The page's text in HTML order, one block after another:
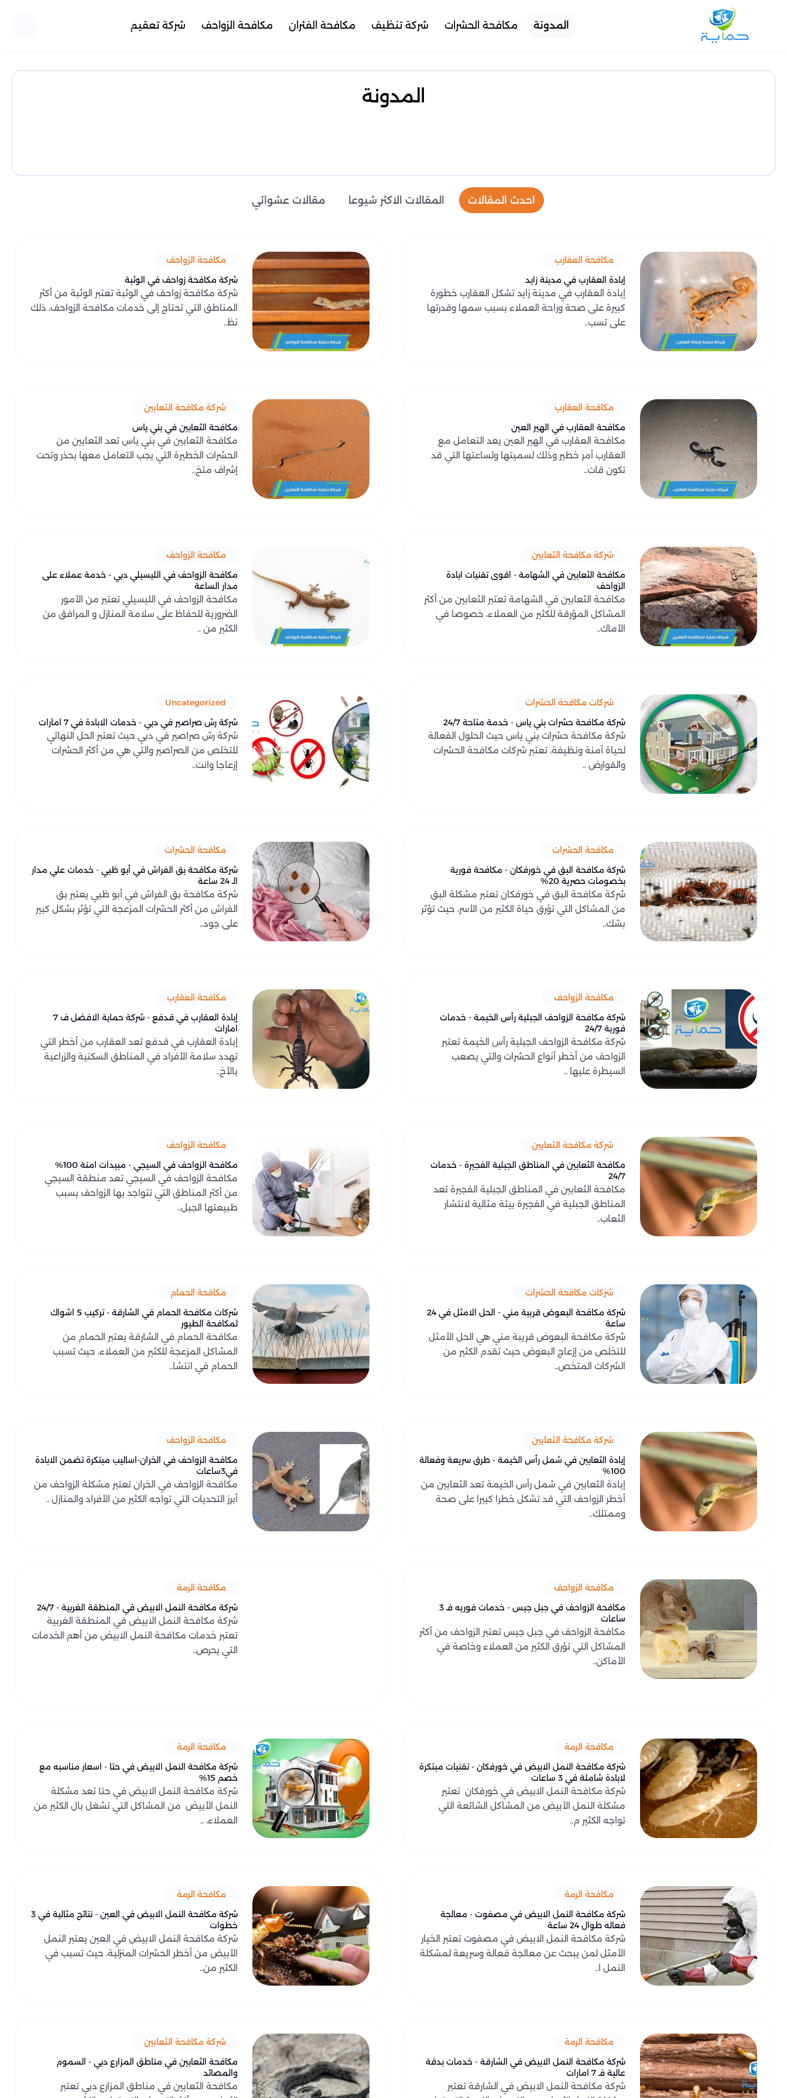
المدونة مكافحة الحشرات شركة تنظيف مكافحة الفئران مكافحة الزواحف شركة تعقيم
المدونة
احدث المقالات المقالات الاكثر شيوعا مقالات عشوائي
مكافحة العقارب
إبادة العقارب في مدينة زايد
إبادة العقارب في مدينة زايد تشكل العقارب خطورة
كبيرة على صحة وراحة العملاء بسبب سمها وقدرتها
على تسب..
مكافحة الزواحف
شركة مكافحة زواحف في الوثبة
شركة مكافحة زواحف في الوثبة تعتبر الوثبة من أكثر
المناطق التي تحتاج إلى خدمات مكافحة الزواحف، ذلك
نظ..
مكافحة العقارب
مكافحة العقارب في الهير العين
مكافحة العقارب في الهير العين يعد التعامل مع
العقارب أمر خطير وذلك لسميتها ولساعتها التي قد
تكون قات..
شركة مكافحة الثعابين
مكافحة الثعابين في بني ياس
مكافحة الثعابين في بني ياس تعد الثعابين من
الحشرات الخطيرة التي يجب التعامل معها بحذر وتحت
إشراف متخ..
شركة مكافحة الثعابين
مكافحة الثعابين في الشهامة - اقوى تقنيات ابادة
الزواحف
مكافحة الثعابين في الشهامة تعتبر الثعابين من أكثر
المشاكل المؤرقة للكثير من العملاء، خصوصا في
الأماك..
مكافحة الزواحف
مكافحة الزواحف في الليسيلي دبي - خدمة عملاء على
مدار الساعة
مكافحة الزواحف في الليسيلي تعتبر من الأمور
الضرورية للحفاظ على سلامة المنازل و المرافق من
الكثير من ..
شركات مكافحة الحشرات
شركة مكافحة حشرات بني ياس - خدمة متاحة 24/7
شركة مكافحة حشرات بني ياس حيث الحلول الفعالة
لحياة آمنة ونظيفة، تعتبر شركات مكافحة الحشرات
والقوارض ..
Uncategorized
شركة رش صراصير في دبي - خدمات الابادة في 7 امارات
شركة رش صراصير في دبي حيث تعتبر الحل النهائي
للتخلص من الصراصير والتي هي من أكثر الحشرات
إزعاجا وانت..
مكافحة الحشرات
شركة مكافحة البق في خورفكان - مكافحة فورية
بخصومات حصرية 20%
شركة مكافحة البق في خورفكان تعتبر مشكلة البق
من المشاكل التي تؤرق حياة الكثير من الأسر، حيث تؤثر
بشك..
مكافحة الحشرات
شركة مكافحة بق الفراش في أبو ظبي - خدمات علي مدار
الـ 24 ساعة
شركة مكافحة بق الفراش في أبو ظبي يعتبر بق
الفراش من أكثر الحشرات المزعجة التي تؤثر بشكل كبير
على جود..
مكافحة الزواحف
شركة مكافحة الزواحف الجبلية رأس الخيمة - خدمات
فورية 24/7
شركة مكافحة الزواحف الجبلية رأس الخيمة تعتبر
الزواحف من أخطر أنواع الحشرات والتي يصعب
السيطرة عليها ..
مكافحة العقارب
إبادة العقارب في قدفع - شركة حماية الافضل ف 7
امارات
إبادة العقارب في قدفع تعد العقارب من أخطر التي
تهدد سلامة الأفراد في المناطق السكنية والزراعية
بالأخ..
شركة مكافحة الثعابين
مكافحة الثعابين في المناطق الجبلية الفجيرة - خدمات
24/7
مكافحة الثعابين في المناطق الجبلية الفجيرة تعد
المناطق الجبلية في الفجيرة بيئة مثالية لانتشار
الثعاب..
مكافحة الزواحف
مكافحة الزواحف في السيجي - مبيدات امنة 100%
مكافحة الزواحف في السيجي تعد منطقة السيجي
من أكثر المناطق التي تتواجد بها الزواحف بسبب
طبيعتها الجبل..
شركات مكافحة الحشرات
شركة مكافحة البعوض قريبة مني - الحل الامثل في 24
ساعة
شركة مكافحة البعوض قريبة مني هي الحل الأمثل
للتخلص من إزعاج البعوض حيث تقدم الكثير من
الشركات المتخص..
مكافحة الحمام
شركات مكافحة الحمام في الشارقة - تركيب 5 اشواك
لمكافحة الطيور
مكافحة الحمام في الشارقة يعتبر الحمام من
المشاكل المزعجة للكثير من العملاء، حيث تسبب
الحمام في انتشا..
شركة مكافحة الثعابين
إبادة الثعابين في شمل رأس الخيمة - طرق سريعة وفعالة
100%
إبادة الثعابين في شمل رأس الخيمة تعد الثعابين من
أخطر الزواحف التي قد تشكل خطرا كبيرا على صحة
وممتلك..
مكافحة الزواحف
مكافحة الزواحف في الخران-اساليب مبتكرة تضمن الابادة
في3ساعات
مكافحة الزواحف في الخران تعتبر مشكلة الزواحف من
أبرز التحديات التي تواجه الكثير من الأفراد والمنازل ..
مكافحة الزواحف
مكافحة الزواحف في جبل جيس - خدمات فوريه فـ 3
ساعات
مكافحة الزواحف في جبل جيس تعتبر الزواحف من أكثر
المشاكل التي تؤرق الكثير من العملاء وخاصة في
الأماكن..
مكافحة الرمة
شركة مكافحة النمل الابيض في المنطقة الغربية - 24/7
شركة مكافحة النمل الابيض في المنطقة الغربية
تعتبر خدمات مكافحة النمل الابيض من أهم الخدمات
التي يحرص..
مكافحة الرمة
شركة مكافحة النمل الابيض في خورفكان - تقنيات مبتكرة
لابادة شاملة في 3 ساعات
شركة مكافحة النمل الابيض في خورفكان تعتبر
مشكلة النمل الأبيض من المشاكل الشائعة التي
تواجه الكثير م..
مكافحة الرمة
شركة مكافحة النمل الابيض في حتا - اسعار مناسبه مع
خصم 15%
شركة مكافحة النمل الابيض في حتا تعد مشكلة
النمل الأبيض من المشاكل التي تشغل بال الكثير من
العملاء، ..
مكافحة الرمة
شركة مكافحة النمل الابيض في مصفوت - معالجة
فعاله طوال 24 ساعة
شركة مكافحة النمل الابيض في مصفوت تعتبر الخيار
الأمثل لمن يبحث عن معالجة فعالة وسريعة لمشكلة
النمل ا..
مكافحة الرمة
شركة مكافحة النمل الابيض في العين - نتائج مثالية في 3
خطوات
شركة مكافحة النمل الابيض في العين يعتبر النمل
الأبيض من أخطر الحشرات المنزلية، حيث تسبب في
الكثير من..
مكافحة الرمة
شركة مكافحة النمل الابيض في الشارقة - خدمات بدقة
عالية فـ 7 امارات
شركة مكافحة النمل الابيض في الشارقة تعتبر
شركة مكافحة الثعابين
مكافحة الثعابين في مناطق المزارع دبي - السموم
والمصائد
مكافحة الثعابين في مناطق المزارع دبي تعتبر